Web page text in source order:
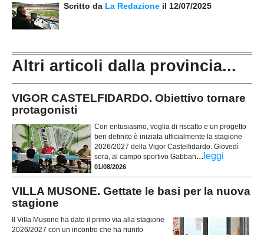
Scritto da La Redazione il 12/07/2025
Altri articoli dalla provincia...
VIGOR CASTELFIDARDO. Obiettivo tornare
protagonisti
Con entusiasmo, voglia di riscatto e un progetto
ben definito è iniziata ufficialmente la stagione
2026/2027 della Vigor Castelfidardo. Giovedì
sera, al campo sportivo Gabban... leggi
01/08/2026
VILLA MUSONE. Gettate le basi per la nuova
stagione
Il Villa Musone ha dato il primo via alla stagione
2026/2027 con un incontro che ha riunito